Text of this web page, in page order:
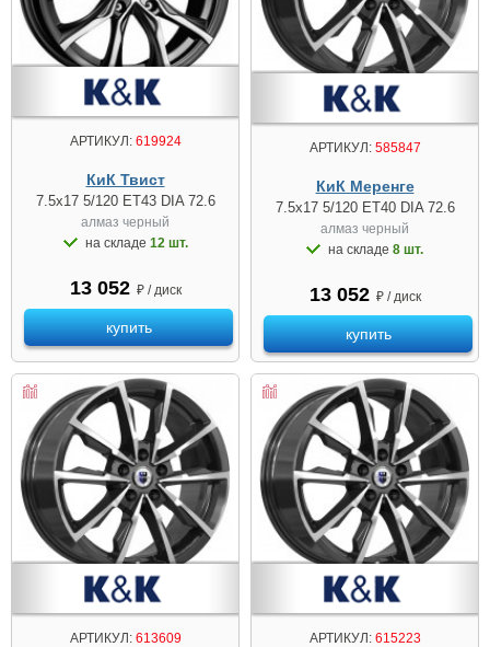
АРТИКУЛ:619924
КиК Твист
7.5x17 5/120 ET43 DIA 72.6
алмаз черный
на складе 12 шт.
13 052 ₽ / диск
купить
АРТИКУЛ:585847
КиК Меренге
7.5x17 5/120 ET40 DIA 72.6
алмаз чeрный
на складе 8 шт.
13 052 ₽ / диск
купить
АРТИКУЛ:613609 АРТИКУЛ:615223